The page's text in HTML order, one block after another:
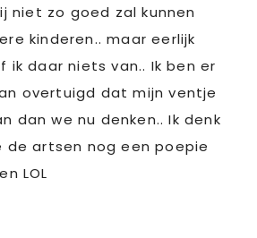
niet zo goed zal kunnen
kinderen.. maar eerlijk
ik daar niets van.. Ik ben er
overtuigd dat mijn ventje
dan we nu denken.. Ik denk
artsen nog een poepie
LOL